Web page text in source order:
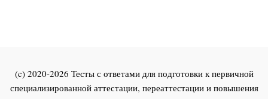
(c) 2020-2026 Тесты с ответами для подготовки к первичной
специализированной аттестации, переаттестации и повышения